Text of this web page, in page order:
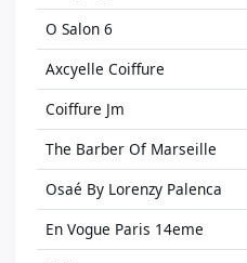
O Salon 6
Axcyelle Coiffure
Coiffure Jm
The Barber Of Marseille
Osaé By Lorenzy Palenca
En Vogue Paris 14eme